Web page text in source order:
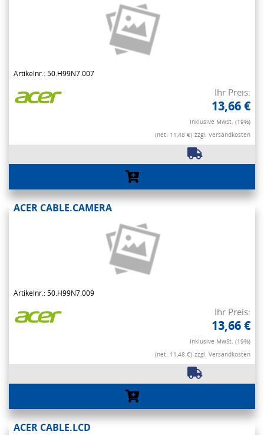
Artikelnr.: 50.H99N7.007
Ihr Preis:
13,66 €
Inklusive MwSt. (19%)
(net. 11,48 €) zzgl. Versandkosten
ACER CABLE.CAMERA
Artikelnr.: 50.H99N7.009
Ihr Preis:
13,66 €
Inklusive MwSt. (19%)
(net. 11,48 €) zzgl. Versandkosten
ACER CABLE.LCD